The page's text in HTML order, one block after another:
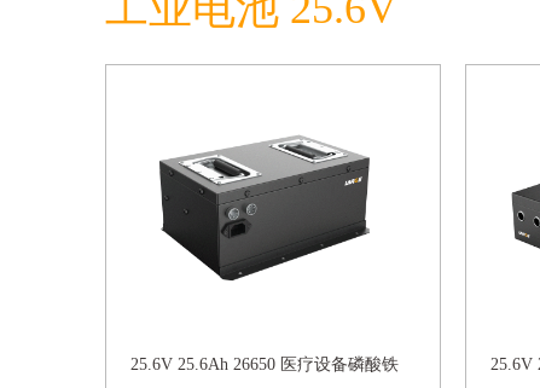
25.6V 25.6Ah 26650 医疗设备磷酸铁
25.6V